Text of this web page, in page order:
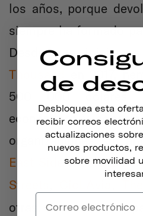
los años, porque
siempre ha formado
Desde que
Thousand
en 2017,
500 000 dólares
económicas y
organizaciones sin
East Side Riders Bike
Streets
otras. Creemos que,
de
Desbloquea esta
recibir correos
actualizaciones
nuevos productos,
sobre movilidad